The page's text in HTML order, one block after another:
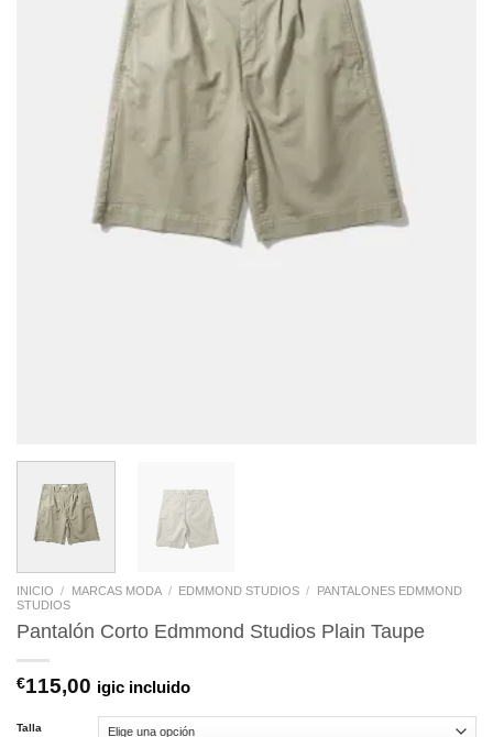
INICIO / MARCAS MODA / EDMMOND STUDIOS /
PANTALONES EDMMOND
STUDIOS
Pantalón Corto Edmmond Studios Plain Taupe
€115,00 igic incluido
Talla